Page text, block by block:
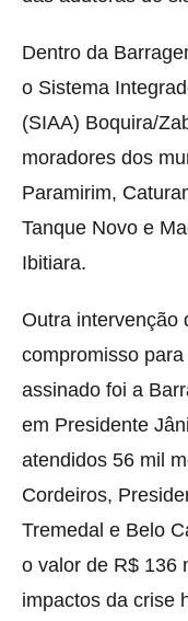
Dentro da
o Sistema
(SIAA) Boquira/
moradores dos
Paramirim,
Tanque Novo e
Ibitiara.
Outra intervenção
compromisso
assinado foi a
em Presidente
atendidos 56 mil
Cordeiros,
Tremedal e Belo
o valor de R$ 136
impactos da crise